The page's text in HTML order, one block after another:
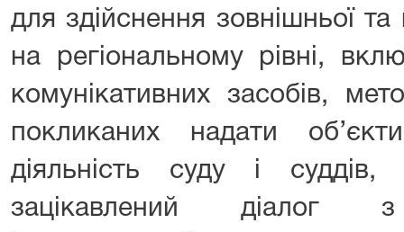
для здійснення зовнішньої та
на регіональному рівні,
комунікативних засобів,
покликаних надати
діяльність суду і суддів,
зацікавлений діалог